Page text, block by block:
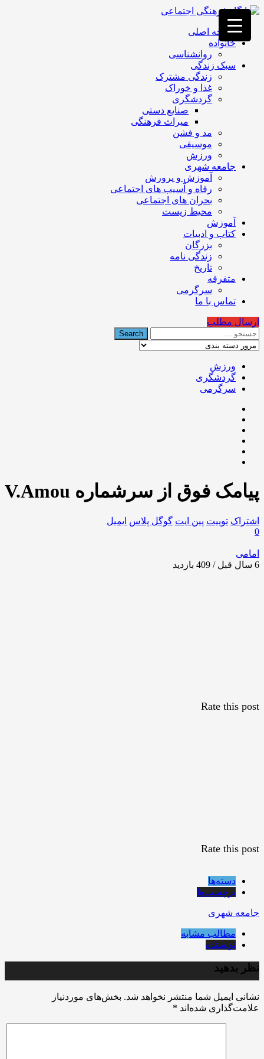
فصد
خون
غرب
تهران
خشکشویی
تصفیه
تهران
صفحه اصلی
خانواده
روانشناسی
سبک زندگی
زندگی مشترک
غذا و خوراک
گردشگری
صنایع دستی
میراث فرهنگی
مد و فشن
موسیقی
ورزش
جامعه شهری
آموزش و پرورش
رفاه و آسیب های اجتماعی
بحران های اجتماعی
محیط زیست
آموزش
کتاب و ادبیات
بزرگان
زندگی نامه
تاریخ
متفرقه
سرگرمی
تماس با ما
ارسال مطلب
ورزش
گردشگری
سرگرمی
پیامک فوق‌ از سرشماره V.Amou
اشتراک توییت پین ایت گوگل‌ پلاس ایمیل
0
امامی
6 سال قبل / 409
بازدید
Rate this post
Rate this post
دسته‌ها
برچسب‌ها
جامعه شهری
مطالب مشابه
نویسنده
نظر بدهید
نشانی ایمیل شما منتشر نخواهد شد. بخش‌های موردنیاز
علامت‌گذاری شده‌اند *